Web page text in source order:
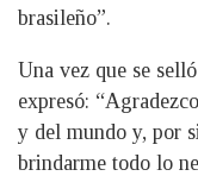
brasileño”.
Una vez que se
expresó:
y del mundo y, por
brindarme todo lo